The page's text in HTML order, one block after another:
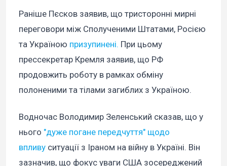
Раніше Пєсков заявив, що тристоронні мирні
переговори між Сполученими Штатами, Росією
та Україною призупинені. При цьому
прессекретар Кремля заявив, що РФ
продовжить роботу в рамках обміну
полоненими та тілами загиблих з Україною.
Водночас Володимир Зеленський сказав, що у
нього "дуже погане передчуття" щодо
впливу ситуації з Іраном на війну в Україні. Він
зазначив, що фокус уваги США зосереджений